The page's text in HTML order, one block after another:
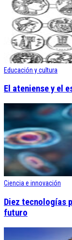
Educación y cultura
El ateniense y el
Ciencia e innovación
Diez tecnologías
futuro